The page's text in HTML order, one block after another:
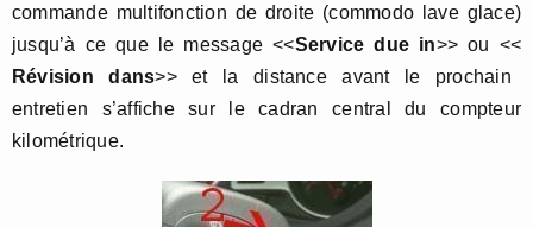
commande multifonction de droite (commodo lave glace)
jusqu’à ce que le message <<Service due in>> ou <<
Révision dans>> et la distance avant le prochain
entretien s’affiche sur le cadran central du compteur
kilométrique.